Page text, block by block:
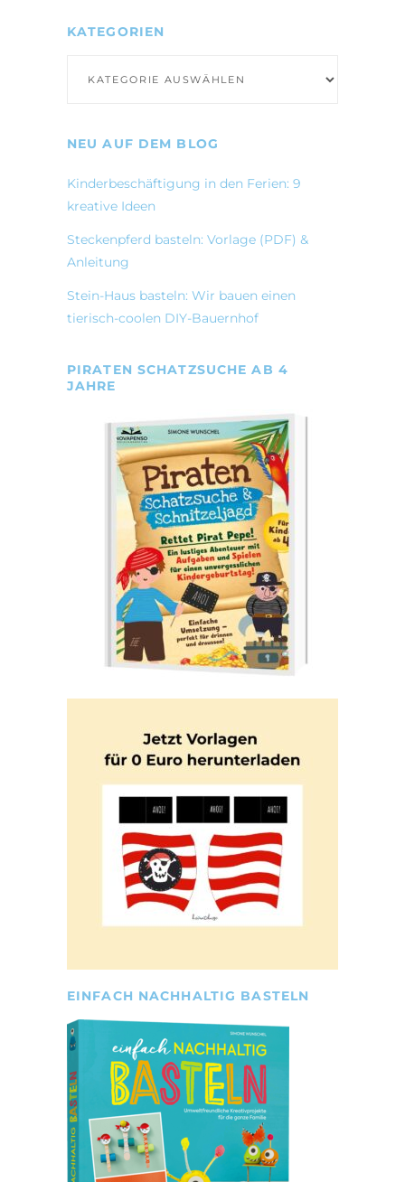
KATEGORIEN
NEU AUF DEM BLOG
Kinderbeschäftigung in den Ferien: 9
kreative Ideen
Steckenpferd basteln: Vorlage (PDF) &
Anleitung
Stein-Haus basteln: Wir bauen einen
tierisch-coolen DIY-Bauernhof
PIRATEN SCHATZSUCHE AB 4
JAHRE
EINFACH NACHHALTIG BASTELN